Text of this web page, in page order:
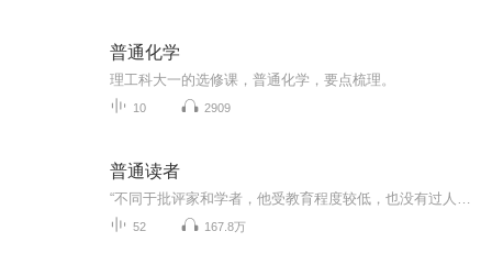
普通化学
理工科大一的选修课，普通化学，要点梳理。
10 2909
普通读者
52 167.8万